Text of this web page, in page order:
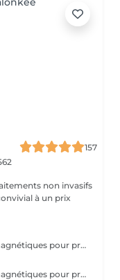
157
non invasifs
à un prix
L'EM-SCLUPT utilise des ondes électromagnétiques pour provoquer des contractions musculaires intenses afin de tonifier les muscles et réduire la graisse. La LUMINOTHÉRAPIE du visage consiste à exposer la peau à des lumières LED afin de stimuler le renouvellement cellulaire et améliorer l'éclat du teint.
L'EM-SCLUPT utilise des ondes électromagnétiques pour provoquer des contractions musculaires intenses afin de tonifier les muscles et réduire la graisse.